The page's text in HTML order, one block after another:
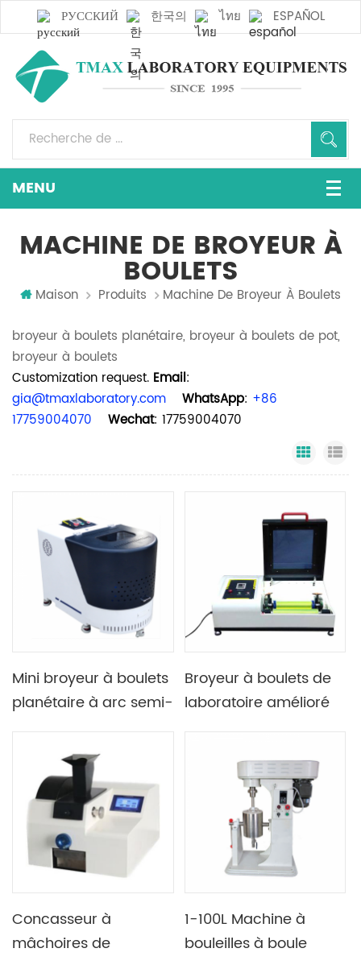
РУССКИЙ 한국의 ไทย ESPAÑOL
MACHINE DE BROYEUR À
BOULETS
Maison Produits Machine De Broyeur À Boulets
broyeur à boulets planétaire, broyeur à boulets de pot,
broyeur à boulets
Customization request. Email:
gia@tmaxlaboratory.com
WhatsApp: +86
17759004070
Wechat: 17759004070
Grid
Mini broyeur à boulets
planétaire à arc semi-
Broyeur à boulets de
laboratoire amélioré
Concasseur à
mâchoires de
1-100L Machine à
bouleilles à boule